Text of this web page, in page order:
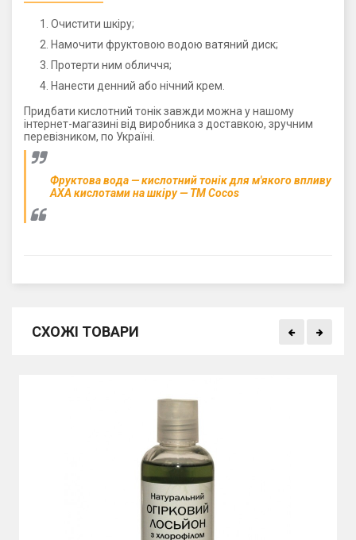
Очистити шкіру;
Намочити фруктовою водою ватяний диск;
Протерти ним обличчя;
Нанести денний або нічний крем.
Придбати кислотний тонік завжди можна у нашому
інтернет-магазині від виробника з доставкою, зручним
перевізником, по Україні.
Фруктова вода — кислотний тонік для м'якого впливу
АХА кислотами на шкіру — ТМ Cocos
СХОЖІ ТОВАРИ